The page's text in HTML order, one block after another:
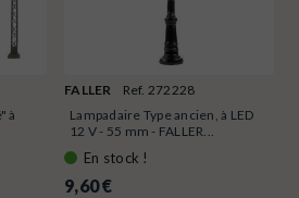
à
FALLER
Ref. 272228
Lampadaire Type ancien, à LED
12 V - 55 mm - FALLER...
En stock !
9,60 €